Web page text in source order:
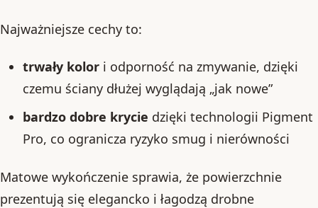
Najważniejsze cechy to:
trwały kolori odporność na zmywanie, dzięki
czemu ściany dłużej wyglądają „jak nowe”
bardzo dobre krycie dzięki technologii Pigment
Pro, co ogranicza ryzyko smug i nierówności
Matowe wykończenie sprawia, że powierzchnie
prezentują się elegancko i łagodzą drobne